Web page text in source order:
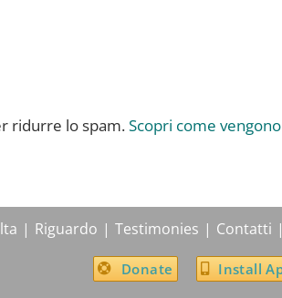
ridurre lo spam.Scopri come
Riguardo Testimonies Contatti
Donate Install